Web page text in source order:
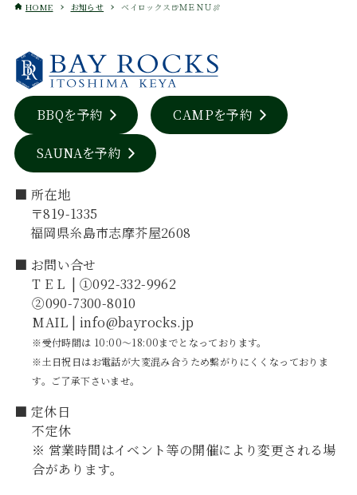
HOME お知らせ ベイロックス🍺ＭＥＮＵ🍖
BBQを予約 CAMPを予約
SAUNAを予約
■ 所在地
〒819-1335
福岡県糸島市志摩芥屋2608
■ お問い合せ
TEL | ①092-332-9962
②090-7300-8010
MAIL | info@bayrocks.jp
※受付時間は 10:00～18:00までとなっております。
※土日祝日はお電話が大変混み合うため繋がりにくくなっておりま
す。ご了承下さいませ。
■ 定休日
不定休
※ 営業時間はイベント等の開催により変更される場
合があります。